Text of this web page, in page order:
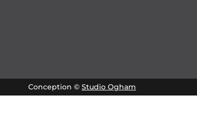
Conception © Studio Ogham